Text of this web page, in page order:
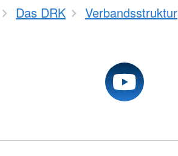
Das DRK Verbandsstruktur